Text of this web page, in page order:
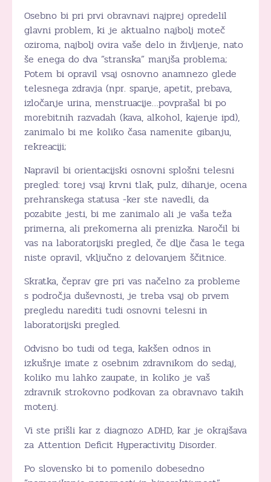
Osebno bi pri prvi obravnavi najprej opredelil
glavni problem, ki je aktualno najbolj moteč
oziroma, najbolj ovira vaše delo in življenje, nato
še enega do dva ”stranska” manjša problema;
Potem bi opravil vsaj osnovno anamnezo glede
telesnega zdravja (npr. spanje, apetit, prebava,
izločanje urina, menstruacije…povprašal bi po
morebitnih razvadah (kava, alkohol, kajenje ipd),
zanimalo bi me koliko časa namenite gibanju,
rekreaciji;
Napravil bi orientacijski osnovni splošni telesni
pregled: torej vsaj krvni tlak, pulz, dihanje, ocena
prehranskega statusa -ker ste navedli, da
pozabite jesti, bi me zanimalo ali je vaša teža
primerna, ali prekomerna ali prenizka. Naročil bi
vas na laboratorijski pregled, če dlje časa le tega
niste opravil, vključno z delovanjem ščitnice.
Skratka, čeprav gre pri vas načelno za probleme
s področja duševnosti, je treba vsaj ob prvem
pregledu narediti tudi osnovni telesni in
laboratorijski pregled.
Odvisno bo tudi od tega, kakšen odnos in
izkušnje imate z osebnim zdravnikom do sedaj,
koliko mu lahko zaupate, in koliko je vaš
zdravnik strokovno podkovan za obravnavo takih
motenj.
Vi ste prišli kar z diagnozo ADHD, kar je okrajšava
za Attention Deficit Hyperactivity Disorder.
Po slovensko bi to pomenilo dobesedno